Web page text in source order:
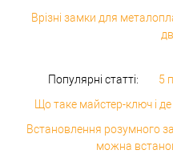
Врізні замки для
Популярні статті:
5
Що таке майстер-ключ і
Встановлення розумного
можна